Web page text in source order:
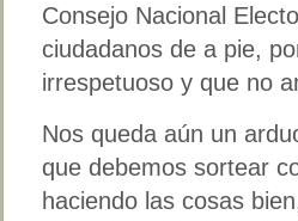
Consejo Nacional
ciudadanos de a pie,
irrespetuoso y que no
Nos queda aún un
que debemos sortear
haciendo las cosas